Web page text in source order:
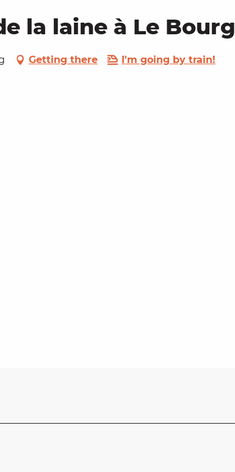
la laine à Le Bourg
Getting there I'm going by train!